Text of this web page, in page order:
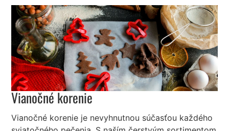
Vianočné korenie
Vianočné korenie je nevyhnutnou súčasťou každého